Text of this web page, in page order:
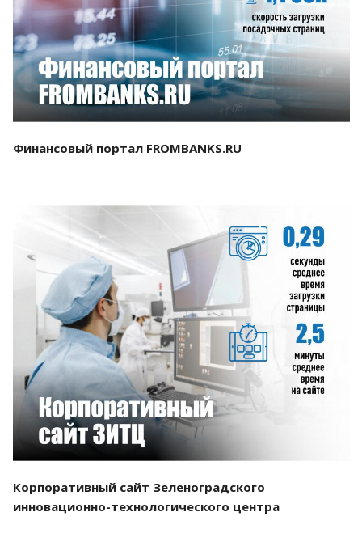
Смотреть проект
Финансовый портал FROMBANKS.RU
Смотреть проект
Корпоративный сайт Зеленоградского
инновационно-технологического центра